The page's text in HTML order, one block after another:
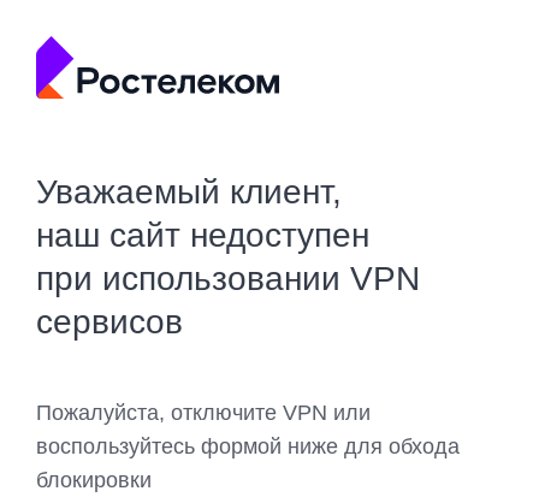
Уважаемый клиент,
наш сайт недоступен
при использовании VPN
сервисов
Пожалуйста, отключите VPN или
воспользуйтесь формой ниже для обхода
блокировки